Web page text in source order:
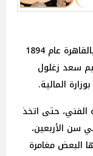
ولد عبد الوارث عسر في حي الدرب الأحمر بالقاهرة عام 1894
سعد زغلول
المالية.
الفني، حتى اتخذ
سن الأربعين،
البعض مغامرة